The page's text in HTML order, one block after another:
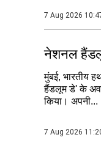
7 Aug 2026
नेशनल
मुंबई, भारतीय
हैंडलूम डे' के
किया। अपनी...
7 Aug 2026